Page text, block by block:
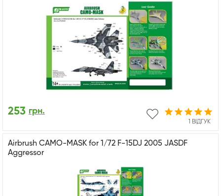
1 ВІДГУК
253 грн.
Airbrush CAMO-MASK for 1/72 F-15DJ 2005 JASDF
Aggressor